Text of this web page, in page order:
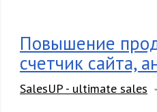
Повышение
счетчик сайта,
SalesUP - ultimate sales